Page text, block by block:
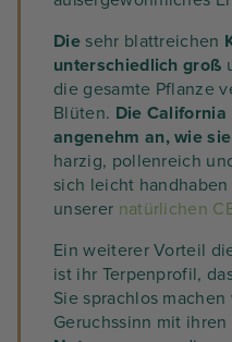
Diesehr blattreichen
unterschiedlich groß
die gesamte Pflanze
Blüten. Die California
angenehm an, wie
harzig, pollenreich
sich leicht
unserer natürlichen
Ein weiterer Vorteil
ist ihr Terpenprofil,
Sie sprachlos
Geruchssinn mit ihren